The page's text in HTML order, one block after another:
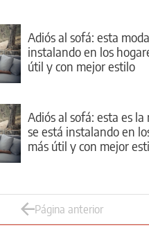
Adiós al sofá: esta
instalando en los
útil y con mejor estilo
Adiós al sofá: esta es la
se está instalando en
más útil y con mejor
Página anterior